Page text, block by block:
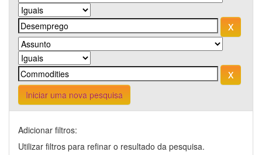
Iniciar uma nova pesquisa
Adicionar filtros:
Utilizar filtros para refinar o resultado da pesquisa.